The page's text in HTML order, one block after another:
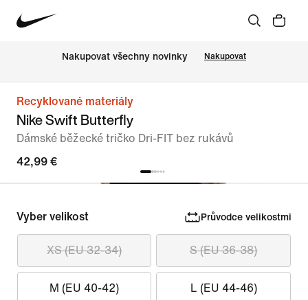
Nakupovat všechny novinky Nakupovat
Recyklované materiály
Nike Swift Butterfly
Dámské běžecké tričko Dri-FIT bez rukávů
42,99 €
Vyber velikost Průvodce velikostmi
XS (EU 32-34) S (EU 36-38)
M (EU 40-42) L (EU 44-46)